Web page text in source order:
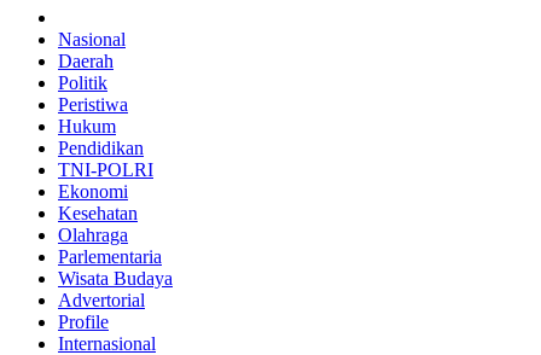
Nasional
Daerah
Politik
Peristiwa
Hukum
Pendidikan
TNI-POLRI
Ekonomi
Kesehatan
Olahraga
Parlementaria
Wisata Budaya
Advertorial
Profile
Internasional